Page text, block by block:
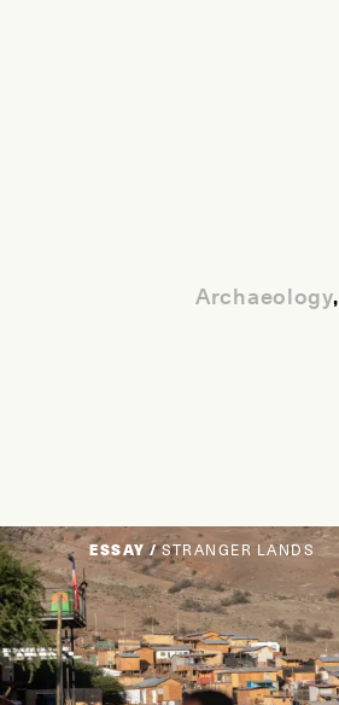
Archaeology,
ESSAY /STRANGER LANDS